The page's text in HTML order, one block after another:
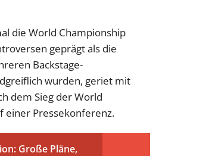
die World Championship
geprägt als die
Backstage-
wurden, geriet mit
dem Sieg der World
einer Pressekonferenz.
Große Pläne,